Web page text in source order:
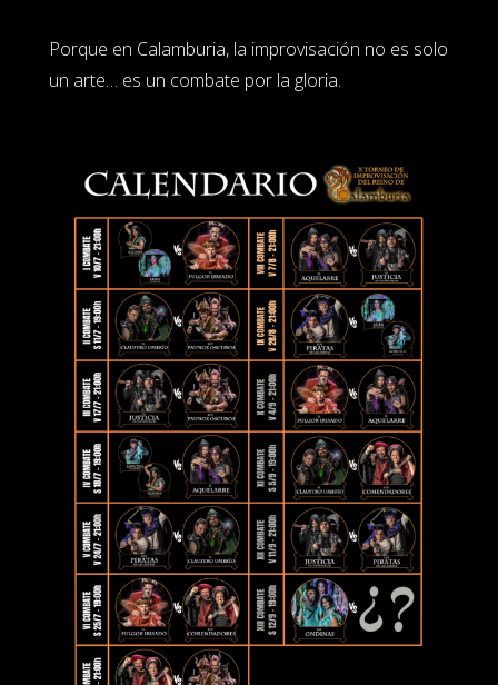
Porque en Calamburia, la improvisación no es solo
un arte… es un combate por la gloria.